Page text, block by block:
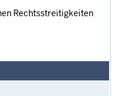
Rechtsstreitigkeiten